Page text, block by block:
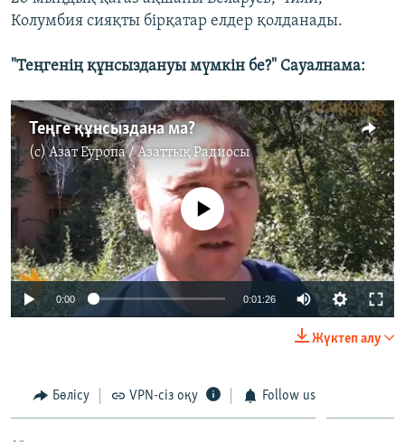
Колумбия сияқты бірқатар елдер қолданады.
"Теңгенің құнсыздануы мүмкін бе?" Сауалнама:
Теңге құнсыздана ма?
(c)Азат Еуропа / Азаттық Радиосы
No media source currently available
0:00 0:01:26
Жүктеп алу
Бөлісу VPN-сіз оқу Follow us